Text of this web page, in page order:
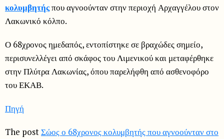
κολυμβητήςπου αγνοούνταν στην περιοχή Αρχαγγέλου στον
Λακωνικό κόλπο.
Ο 68χρονος ημεδαπός, εντοπίστηκε σε βραχώδες σημείο,
περισυνελλέγει από σκάφος του Λιμενικού και μεταφέρθηκε
στην Πλύτρα Λακωνίας, όπου παρελήφθη από ασθενοφόρο
του ΕΚΑΒ.
Πηγή
The postΣώος ο 68χρονος κολυμβητής που αγνοούνταν στο